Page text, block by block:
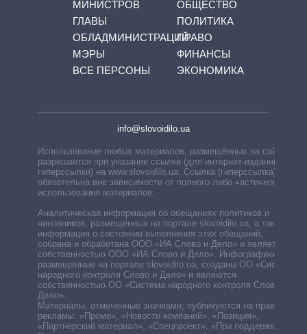
МИНИСТРОВ
ГЛАВЫ
ОБЛАДМИНИСТРАЦИЙ
МЭРЫ
ВСЕ ПЕРСОНЫ
ОБЩЕСТВО
ПОЛИТИКА
ПРАВО
ФИНАНСЫ
ЭКОНОМИКА
info@slovoidilo.ua
Использование любых материалов, размещённых на сайте,
разрешается при указании ссылки (для интернет-изданий —
гиперссылки) на www.slovoidilo.ua. Ссылка (гиперссылка)
обязательна вне зависимости от полного либо частичного
использования материалов.
Аналитическая информация об обещаниях политиков и
чиновников, размещенных на портале slovoidilo.ua, а также
информация о состоянии выполнения этих обещаний,
собрана и обработана ООО «ИА Слово и Дело» и является
собственностью ООО «ИА Слово и Дело». Инфографики,
размещенные на портале slovoidilo.ua, созданы ОО «Система
народного контроля Слово и Дело» и являются
собственностью ОО «Система народного контроля Слово и
Дело».
Материалы, отмеченные значками, публикуются на правах
рекламы: «Промо», «Новости компаний», «Позиция»,
«Партнерский материал», «Спецпроект», «При поддержке».